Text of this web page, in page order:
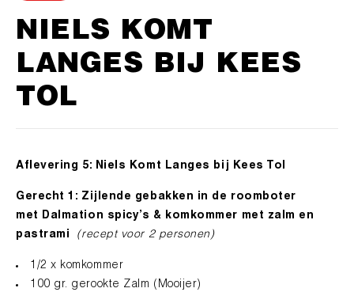
Betaling & Levering
Privacy Statement
Cookies
NIELS KOMT
LANGES BIJ KEES
TOL
Aflevering 5: Niels Komt Langes bij Kees Tol
Gerecht 1: Zijlende gebakken in de roomboter
met Dalmation spicy’s & komkommer met zalm en
pastrami
(recept voor 2 personen)
1/2 x komkommer
100 gr. gerookte Zalm (Mooijer)